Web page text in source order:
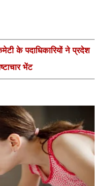
के पदाधिकारियों ने प्रदेश
भेंट